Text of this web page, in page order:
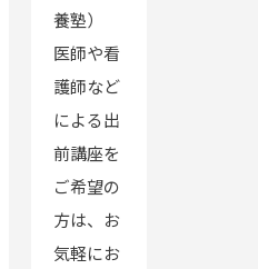
養塾）
医師や看
護師など
による出
前講座を
ご希望の
方は、お
気軽にお